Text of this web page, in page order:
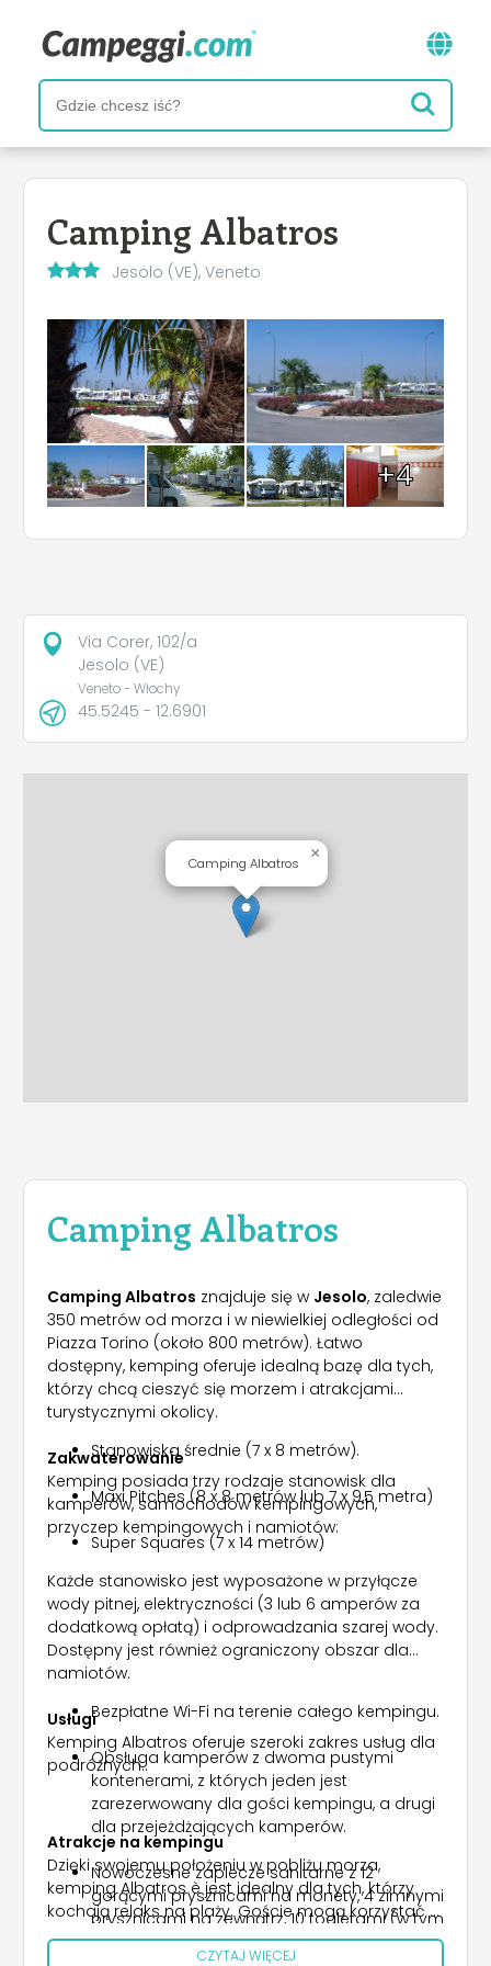
Camping Albatros
Jesolo (VE), Veneto
+4
Camping Albatros
Camping Albatros znajduje się w Jesolo, zaledwie
350 metrów od morza i w niewielkiej odległości od
Piazza Torino (około 800 metrów). Łatwo
dostępny, kemping oferuje idealną bazę dla tych,
którzy chcą cieszyć się morzem i atrakcjami
turystycznymi okolicy.
Zakwaterowanie
Kemping posiada trzy rodzaje stanowisk dla
kamperów, samochodów kempingowych,
przyczep kempingowych i namiotów:
Stanowiska średnie (7 x 8 metrów).
Maxi Pitches (8 x 8 metrów lub 7 x 9,5 metra)
Super Squares (7 x 14 metrów)
Każde stanowisko jest wyposażone w przyłącze
wody pitnej, elektryczności (3 lub 6 amperów za
dodatkową opłatą) i odprowadzania szarej wody.
Dostępny jest również ograniczony obszar dla
namiotów.
Usługi
Kemping Albatros oferuje szeroki zakres usług dla
podróżnych:.
Bezpłatne Wi-Fi na terenie całego kempingu.
Obsługa kamperów z dwoma pustymi
kontenerami, z których jeden jest
zarezerwowany dla gości kempingu, a drugi
dla przejeżdżających kamperów.
Nowoczesne zaplecze sanitarne z 12
gorącymi prysznicami na monety, 4 zimnymi
prysznicami na zewnątrz, 10 toaletami (w tym
jedną dla osób niepełnosprawnych), 5
Atrakcje na kempingu
Dzięki swojemu położeniu w pobliżu morza,
kemping Albatros è jest idealny dla tych, którzy
kochają relaks na plaży. Goście mogą korzystać z
przestronnych stanowisk i cieszyć się spokojną
atmosferą kempingu, idealną na wakacje z
CZYTAJ WIĘCEJ
Via Corer, 102/a
Jesolo (VE)
Veneto - Włochy
45.5245 - 12.6901
Camping Albatros
×